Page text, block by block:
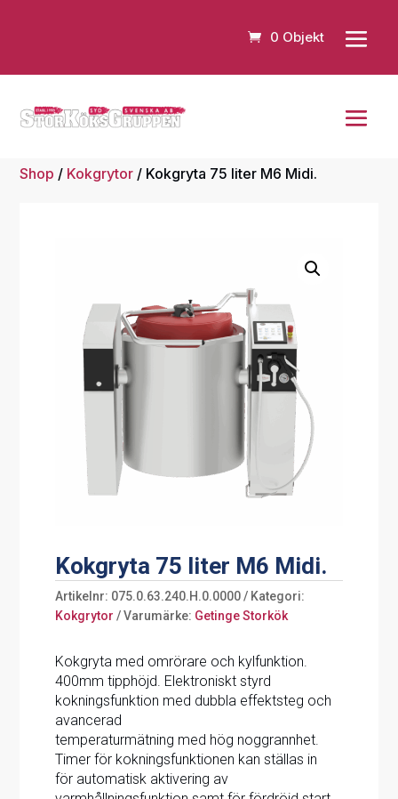
0 Objekt
Shop / Kokgrytor / Kokgryta 75 liter M6 Midi.
Kokgryta 75 liter M6 Midi.
Artikelnr: 075.0.63.240.H.0.0000
Kategori:
Kokgrytor
Varumärke: Getinge Storkök
Kokgryta med omrörare och kylfunktion.
400mm tipphöjd. Elektroniskt styrd
kokningsfunktion med dubbla effektsteg och
avancerad
temperaturmätning med hög noggrannhet.
Timer för kokningsfunktionen kan ställas in
för automatisk aktivering av